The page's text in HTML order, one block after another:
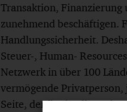
Transaktion, Finanzierung
zunehmend beschäftigen.
Handlungssicherheit.
Steuer-, Human-
Netzwerk in über 100
vermögende
Seite, der ihn in allen